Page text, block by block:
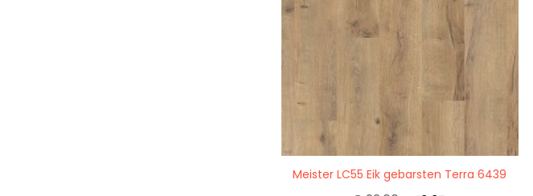
Meister LC55 Eik gebarsten Terra 6439
Quickview